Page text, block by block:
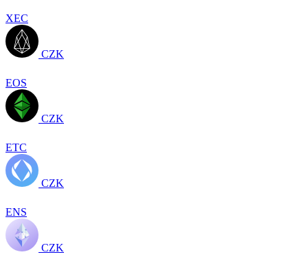
XEC
CZK
EOS
CZK
ETC
CZK
ENS
CZK